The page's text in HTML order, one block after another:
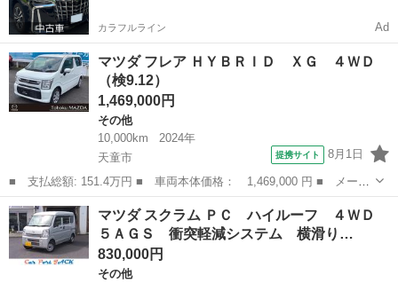
カラフルライン Ad
マツダ フレア ＨＹＢＲＩＤ ＸＧ ４ＷＤ
（検9.12）
1,469,000円
その他
10,000km
2024年
天童市
提携サイト 8月1日
■ 支払総額: 151.4万円 ■ 車両本体価格： 1,469,000 円 ■ メーカ
ー名： マツダ ■ 車種名： フレア ■ グレード名： ＨＹＢＲＩ
Ｄ ＸＧ ４ＷＤ ■ 排気量： 650cc ■ ドア枚数： 5D ■ ...
山形 天童市 その他
マツダ スクラム ＰＣ ハイルーフ ４ＷＤ
５ＡＧＳ 衝突軽減システム 横滑り…
830,000円
その他